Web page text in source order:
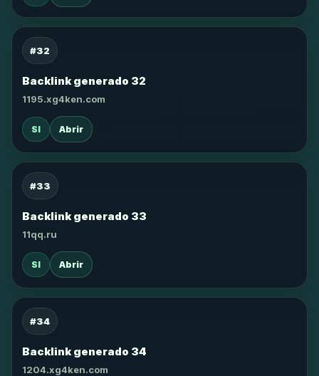
#32
Backlink generado 32
1195.xg4ken.com
SI Abrir
#33
Backlink generado 33
11qq.ru
SI Abrir
#34
Backlink generado 34
1204.xg4ken.com